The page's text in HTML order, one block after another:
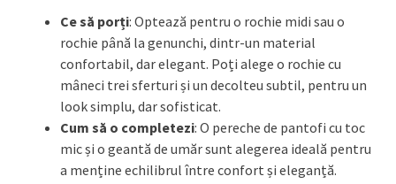
Ce să porți: Optează pentru o rochie midi sau o
rochie până la genunchi, dintr-un material
confortabil, dar elegant. Poți alege o rochie cu
mâneci trei sferturi și un decolteu subtil, pentru un
look simplu, dar sofisticat.
Cum să o completezi: O pereche de pantofi cu toc
mic și o geantă de umăr sunt alegerea ideală pentru
a menține echilibrul între confort și eleganță.